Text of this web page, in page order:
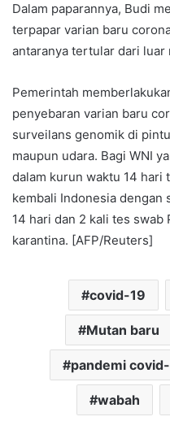
Dalam paparannya, Budi
terpapar varian baru
antaranya tertular dari luar
Pemerintah
penyebaran varian baru
surveilans genomik di
maupun udara. Bagi WNI
dalam kurun waktu 14
kembali Indonesia dengan
14 hari dan 2 kali tes swab
karantina. [AFP/Reuters]
covid-19
Mutan baru
pandemi
wabah